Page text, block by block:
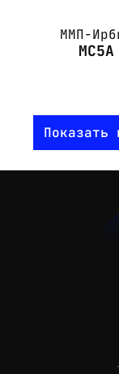
ММП-
МС5А
Показать